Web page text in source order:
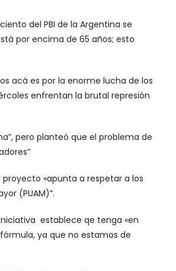
del PBI de la Argentina se
por encima de 65 años; esto
acá es por la enorme lucha de los
enfrentan la brutal represión
pero planteó que el problema de
«apunta a respetar a los
(PUAM)”.
establece qe tenga «en
ya que no estamos de